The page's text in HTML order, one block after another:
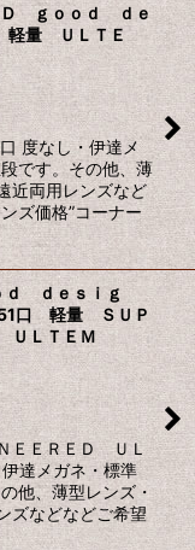
ｇｏｏｄ ｄｅ
量 ＵＬＴＥ
なし・伊達メ
です。その他、薄
近両用レンズなど
ズ価格”コーナー
ｄｅｓｉｇ
口 軽量 ＳＵＰ
ＵＬＴＥＭ
ＥＥＲＥＤ ＵＬ
達メガネ・標準
他、薄型レンズ・
ズなどなどご希望